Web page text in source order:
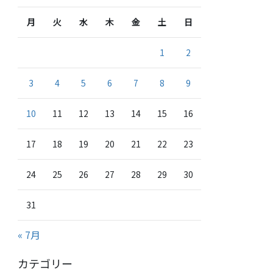
月 火 水 木 金 土 日
1 2
3 4 5 6 7 8 9
10 11 12 13 14 15 16
17 18 19 20 21 22 23
24 25 26 27 28 29 30
31
« 7月
カテゴリー